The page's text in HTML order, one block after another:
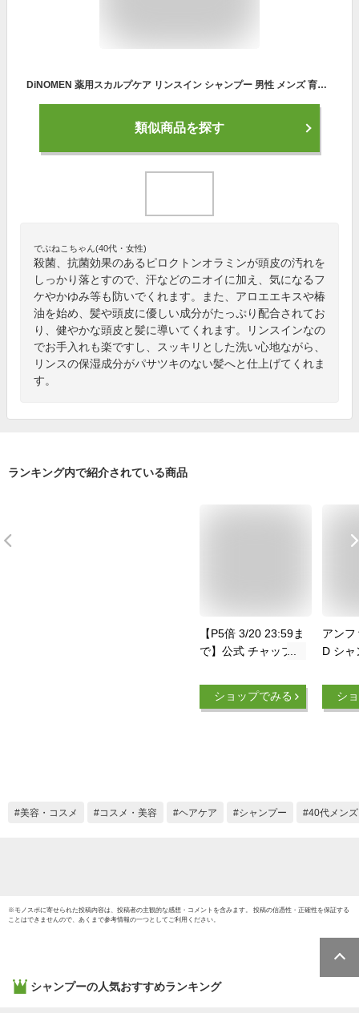
DiNOMEN 薬用スカルプケア リンスイン シャンプー 男性 メンズ 育毛 薄毛 抜毛 ふけ かゆみ 臭い 予防 頭皮ケア ボタニカル 化粧品 ヘアケア ノンシリコン 保湿 育毛剤の前に 育毛剤の浸透をサポート 父の日
類似商品を探す
でぶねこちゃん(40代・女性)
殺菌、抗菌効果のあるピロクトンオラミンが頭皮の汚れを
しっかり落とすので、汗などのニオイに加え、気になるフ
ケやかゆみ等も防いでくれます。また、アロエエキスや椿
油を始め、髪や頭皮に優しい成分がたっぷり配合されてお
り、健やかな頭皮と髪に導いてくれます。リンスインなの
でお手入れも楽ですし、スッキリとした洗い心地ながら、
リンスの保湿成分がパサツキのない髪へと仕上げてくれま
す。
ランキング内で紹介されている商品
【P5倍 3/20 23:59ま
で】公式 チャップア
ンプー メンズ ノン
シリコン スカルプケ
ノ酸 オーガニック
ショップでみる
アンフ
D シャ
シ
美容・コスメ コスメ・美容 ヘアケア シャンプー 40代メンズ
※モノスポに寄せられた投稿内容は、投稿者の主観的な感想・コメントを含みます。 投稿の信憑性・正確性を保証する
ことはできませんので、あくまで参考情報の一つとしてご利用ください。
シャンプーの人気おすすめランキング